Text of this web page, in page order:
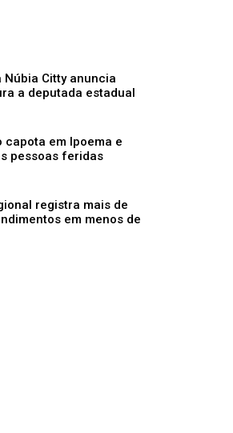
Núbia Citty anuncia
a deputada estadual
capota em Ipoema e
pessoas feridas
registra mais de
em menos de